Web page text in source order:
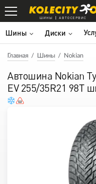
ШИНЫ АВТОСЕРВИС
Шины Диски
Главная Шины Nokian
Автошина Nokian
EV 255/35R21 98T